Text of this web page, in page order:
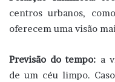
centros urbanos,
oferecem uma visão
Previsão do tempo: a
de um céu limpo.